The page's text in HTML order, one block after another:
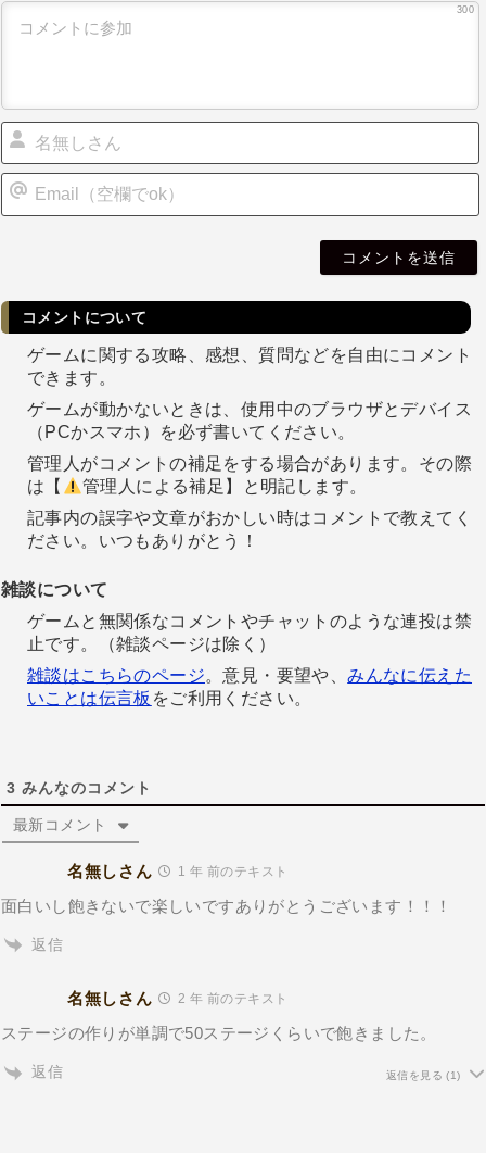
300
コメントについて
ゲームに関する攻略、感想、質問などを自由にコメント
できます。
ゲームが動かないときは、使用中のブラウザとデバイス
（PCかスマホ）を必ず書いてください。
管理人がコメントの補足をする場合があります。その際
は【
管理人による補足】と明記します。
記事内の誤字や文章がおかしい時はコメントで教えてく
ださい。いつもありがとう！
雑談について
ゲームと無関係なコメントやチャットのような連投は禁
止です。（雑談ページは除く）
雑談はこちらのページ。意見・要望や、みんなに伝えた
いことは伝言板 をご利用ください。
3 みんなのコメント
最新コメント
名無しさん 1 年 前のテキスト
面白いし飽きないで楽しいですありがとうございます！！！
返信
名無しさん 2 年 前のテキスト
ステージの作りが単調で50ステージくらいで飽きました。
返信 返信を見る (1)